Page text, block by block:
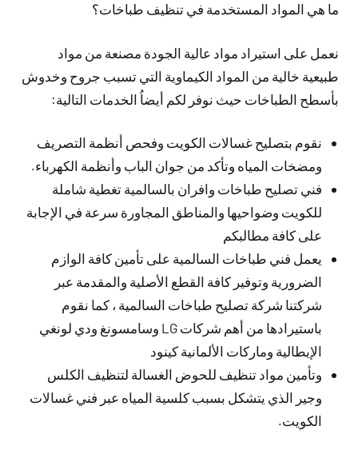
ما هي المواد المستخدمة في تنظيف طباخات؟
نعمل على استيراد مواد عالية الجودة مصنعة من مواد
طبيعية خالية من المواد الكيماوية التي تسبب جروح وخدوش
بأسطح الطباخات حيث نوفر لكم أيضاُ الخدمات التالية:
نقوم بتصليح غسالات الكويت وفحص أنظمة التصريف
ومضخات المياه وتأكد من جوان الباب وأنظمة الكهرباء.
فني تصليح طباخات وافران بالسالمية تغطية شاملة
للكويت وضواحيها والمناطق المجاورة سرعة في الإجابة
على كافة مطالبكم
يعمل فني طباخات السالمية على تأمين كافة الوازم
الضرورية وتوفير كافة القطع الأصلية والمقدمة عبر
شركتنا شركة تصليح طباخات السالمية ، كما نقوم
باستيرادها من أهم شركات LG وسامسونغ ودي لونغي
الإيطالية وماركات الألمانية كينود
وتأمين مواد تنظيف للحوض الغسالة لتنظيف الكلس
وجير الذي يتشكل بسبب كلسية المياه عبر فني غسالات
الكويت.